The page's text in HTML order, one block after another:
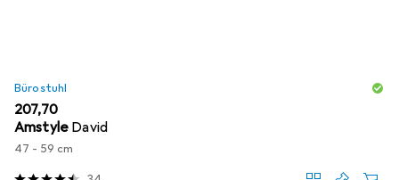
Bürostuhl
EUR
207,70
Amstyle David
47 - 59 cm